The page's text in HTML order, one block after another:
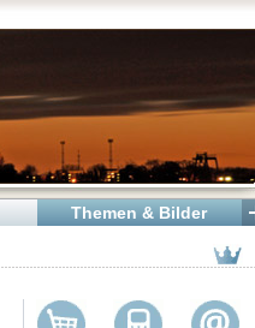
Themen & Bilder